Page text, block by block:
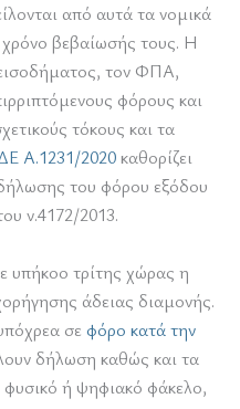
από αυτά τα νομικά
βεβαίωσής τους. Η
τον ΦΠΑ,
φόρους και
τόκους και τα
Α.1231/2020 καθορίζει
του φόρου εξόδου
ν.4172/2013.
τρίτης χώρας η
άδειας διαμονής.
σε φόρο κατά την
δήλωση καθώς και τα
φυσικό ή ψηφιακό φάκελο,